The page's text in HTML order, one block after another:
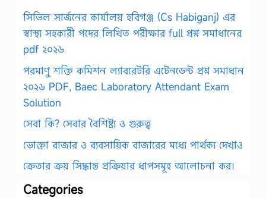
সিভিল সার্জনের কার্যালয় হবিগঞ্জ (Cs Habiganj) এর
স্বাস্থ্য সহকারী পদের লিখিত পরীক্ষার full প্রশ্ন সমাধানের
pdf ২০২৬
পরমাণু শক্তি কমিশন ল্যাবরেটরি এটেনডেন্ট প্রশ্ন সমাধান
২০২৬ PDF, Baec Laboratory Attendant Exam
Solution
সেবা কি? সেবার বৈশিষ্ট্য ও গুরুত্ব
ভোক্তা বাজার ও ব্যবসায়িক বাজারের মধ্যে পার্থক্য দেখাও
ক্রেতার ক্রয় সিদ্ধান্ত প্রক্রিয়ার ধাপসমূহ আলোচনা কর।
Categories